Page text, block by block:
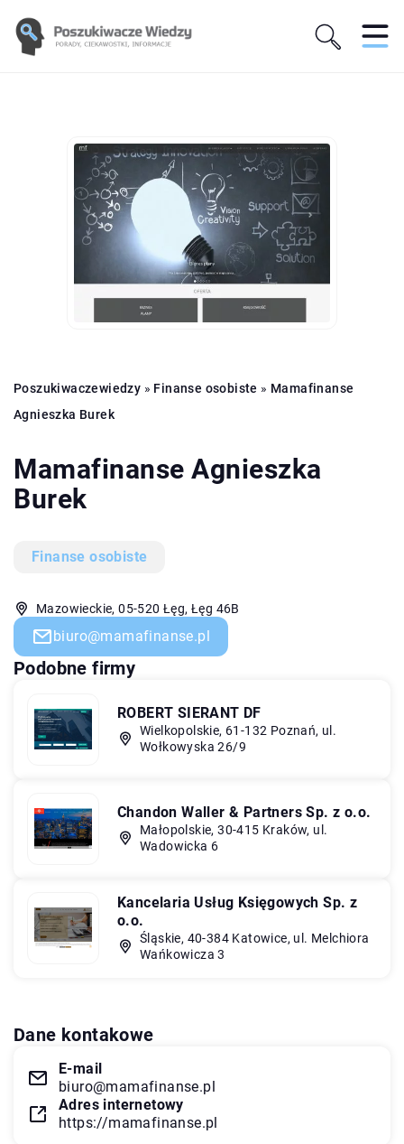
Poszukiwaczewiedzy » Finanse osobiste » Mamafinanse
Agnieszka Burek
Mamafinanse Agnieszka
Burek
Finanse osobiste
Mazowieckie, 05-520 Łęg, Łęg 46B
biuro@mamafinanse.pl
Podobne firmy
ROBERT SIERANT DF
Wielkopolskie, 61-132 Poznań, ul.
Wołkowyska 26/9
Chandon Waller & Partners Sp. z o.o.
Małopolskie, 30-415 Kraków, ul.
Wadowicka 6
Kancelaria Usług Księgowych Sp. z
o.o.
Śląskie, 40-384 Katowice, ul. Melchiora
Wańkowicza 3
Dane kontakowe
E-mail
biuro@mamafinanse.pl
Adres internetowy
https://mamafinanse.pl